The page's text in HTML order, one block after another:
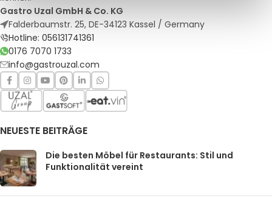
Gastro Uzal GmbH & Co. KG
Falderbaumstr. 25, DE-34123 Kassel / Germany
Hotline: 056131741361
0176 7070 1733
info@gastrouzal.com
NEUESTE BEITRÄGE
Die besten Möbel für Restaurants: Stil und
Funktionalität vereint